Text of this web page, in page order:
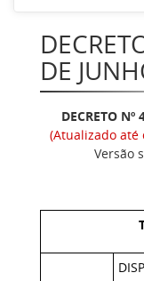
DE
DECRETO
(Atualizado até
Versão